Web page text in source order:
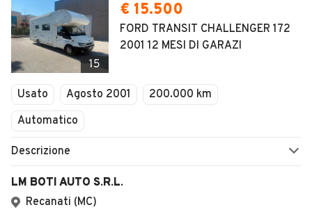
15
€ 15.500
FORD TRANSIT CHALLENGER 172
2001 12 MESI DI GARAZI
Usato Agosto 2001
200.000 km
Automatico
Descrizione
LM BOTI AUTO S.R.L.
Recanati (MC)